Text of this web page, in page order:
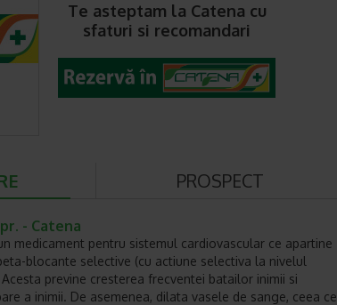
Te asteptam la Catena cu
sfaturi si recomandari
PROSPECT
- Catena
medicament pentru sistemul cardiovascular ce apartine
blocante selective (cu actiune selectiva la nivelul
previne cresterea frecventei batailor inimii si
a inimii. De asemenea, dilata vasele de sange, ceea ce